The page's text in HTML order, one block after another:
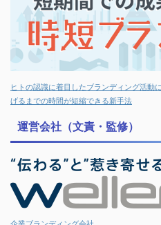
ヒトの認識に着目したブランディング活動
げるまでの時間が短縮できる新手法
運営会社（文責・監修）